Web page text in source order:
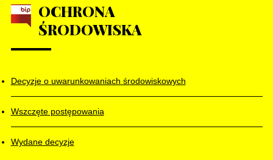
OCHRONA
ŚRODOWISKA
Decyzje o uwarunkowaniach środowiskowych
Wszczęte postępowania
Wydane decyzje